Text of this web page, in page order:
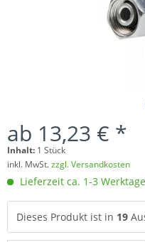
ab 13,23 € *
Inhalt: 1 Stück
inkl. MwSt.zzgl. Versandkosten
Lieferzeit ca. 1-3 Werktage
Dieses Produkt ist in 19